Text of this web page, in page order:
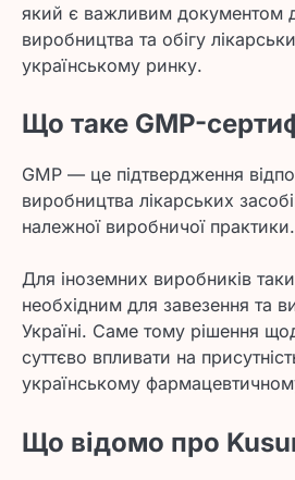
який є важливим документом
виробництва та обігу
українському ринку.
Що таке GMP-
GMP — це підтвердження
виробництва лікарських
належної виробничої практики.
Для іноземних виробників
необхідним для завезення та
Україні. Саме тому рішення
суттєво впливати на
українському
Що відомо про